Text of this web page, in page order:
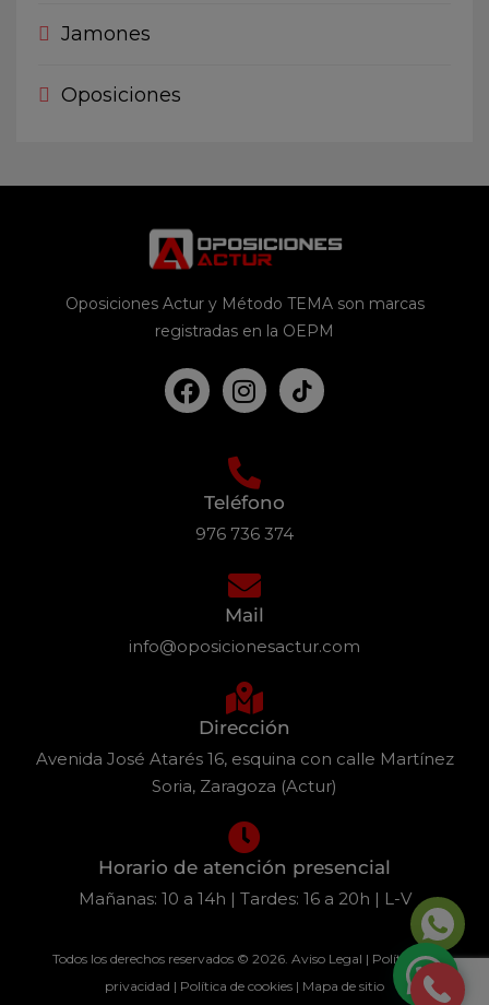
Jamones
Oposiciones
Oposiciones Actur y Método TEMA son marcas
registradas en la OEPM
Teléfono
976 736 374
Mail
info@oposicionesactur.com
Dirección
Avenida José Atarés 16, esquina con calle Martínez
Soria, Zaragoza (Actur)
Horario de atención presencial
Mañanas: 10 a 14h | Tardes: 16 a 20h | L-V
Todos los derechos reservados © 2026. Aviso Legal | Política de
privacidad | Política de cookies | Mapa de sitio